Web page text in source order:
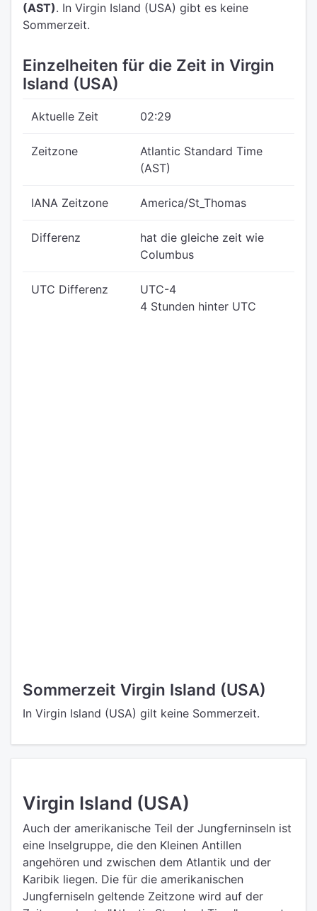
(AST). In Virgin Island (USA) gibt es keine
Sommerzeit.
Einzelheiten für die Zeit in Virgin
Island (USA)
Aktuelle Zeit 02:29
Zeitzone
Atlantic Standard Time
(AST)
IANA Zeitzone America/St_Thomas
Differenz
hat die gleiche zeit wie
Columbus
UTC Differenz
UTC-4
4 Stunden hinter UTC
Sommerzeit Virgin Island (USA)
In Virgin Island (USA) gilt keine Sommerzeit.
Virgin Island (USA)
Auch der amerikanische Teil der Jungferninseln ist
eine Inselgruppe, die den Kleinen Antillen
angehören und zwischen dem Atlantik und der
Karibik liegen. Die für die amerikanischen
Jungferniseln geltende Zeitzone wird auf der